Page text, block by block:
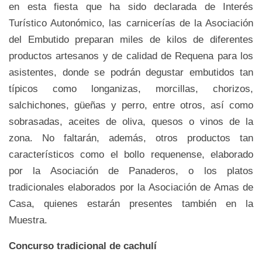
en esta fiesta que ha sido declarada de Interés
Turístico Autonómico, las carnicerías de la Asociación
del Embutido preparan miles de kilos de diferentes
productos artesanos y de calidad de Requena para los
asistentes, donde se podrán degustar embutidos tan
típicos como longanizas, morcillas, chorizos,
salchichones, güeñas y perro, entre otros, así como
sobrasadas, aceites de oliva, quesos o vinos de la
zona. No faltarán, además, otros productos tan
característicos como el bollo requenense, elaborado
por la Asociación de Panaderos, o los platos
tradicionales elaborados por la Asociación de Amas de
Casa, quienes estarán presentes también en la
Muestra.
Concurso tradicional de cachulí